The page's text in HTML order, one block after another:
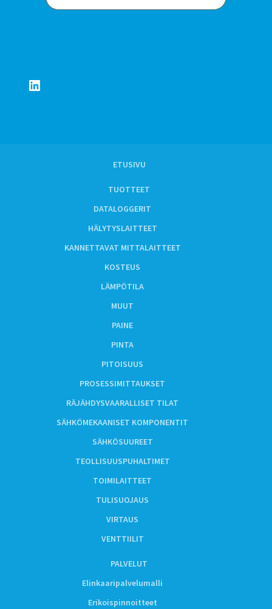
LinkedIn
ETUSIVU
TUOTTEET
DATALOGGERIT
HÄLYTYSLAITTEET
KANNETTAVAT MITTALAITTEET
KOSTEUS
LÄMPÖTILA
MUUT
PAINE
PINTA
PITOISUUS
PROSESSIMITTAUKSET
RÄJÄHDYSVAARALLISET TILAT
SÄHKÖMEKAANISET KOMPONENTIT
SÄHKÖSUUREET
TEOLLISUUSPUHALTIMET
TOIMILAITTEET
TULISUOJAUS
VIRTAUS
VENTTIILIT
PALVELUT
Elinkaaripalvelumalli
Erikoispinnoitteet